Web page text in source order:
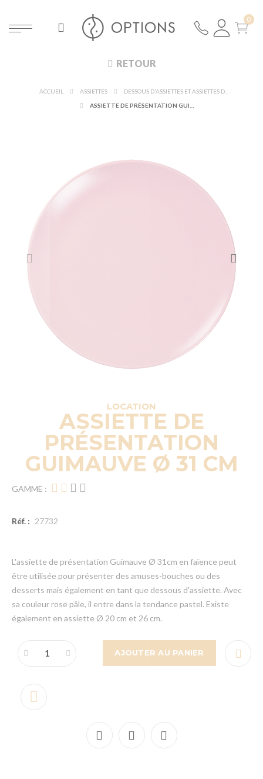
RETOUR
ACCUEIL ASSIETTES
LOCATION
ASSIETTE DE
PRÉSENTATION
GUIMAUVE Ø 31 CM
GAMME :
Réf. : 27732
L'assiette de présentation Guimauve Ø 31cm en faïence peut
être utilisée pour présenter des amuses-bouches ou des
desserts mais également en tant que dessous d'assiette. Avec
sa couleur rose pâle, il entre dans la tendance pastel. Existe
également en assiette Ø 20 cm et 26 cm.
AJOUTER AU PANIER